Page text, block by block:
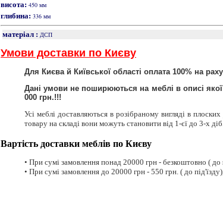
висота: 450 мм
глибина: 336 мм
матеріал : ДСП
Умови доставки по Києву
Для Києва й Київської області оплата 100% на
Дані умови не поширюються на меблі в описі
000 грн.!!!
Усі меблі доставляються в розібраному вигляді в
товару на складі вони можуть становити від 1-єї до 3-х
Вартість доставки меблів по Києву
• При сумі замовлення понад 20000 грн - безкоштовно ( до
• При сумі замовлення до 20000 грн - 550 грн. ( до